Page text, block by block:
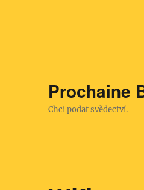
Prochaine
Chci podat svědectví.